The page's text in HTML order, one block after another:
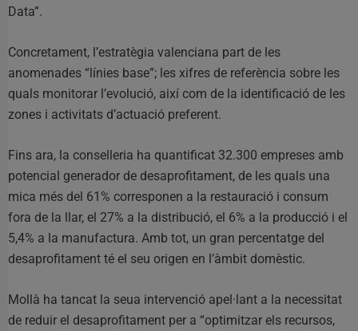
Data”.
Concretament, l’estratègia valenciana part de les
anomenades “línies base”; les xifres de referència sobre les
quals monitorar l’evolució, així com de la identificació de les
zones i activitats d’actuació preferent.
Fins ara, la conselleria ha quantificat 32.300 empreses amb
potencial generador de desaprofitament, de les quals una
mica més del 61% corresponen a la restauració i consum
fora de la llar, el 27% a la distribució, el 6% a la producció i el
5,4% a la manufactura. Amb tot, un gran percentatge del
desaprofitament té el seu origen en l’àmbit domèstic.
Mollà ha tancat la seua intervenció apel·lant a la necessitat
de reduir el desaprofitament per a “optimitzar els recursos,